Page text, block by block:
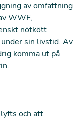
av omfattning
WWF,
nötkött
sin livstid. Av
komma ut på
och att